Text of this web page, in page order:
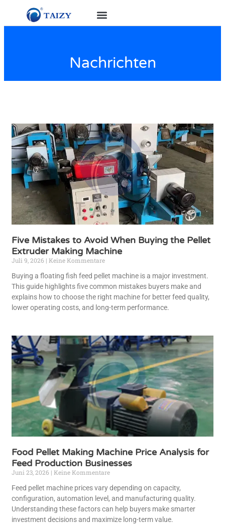
Nachrichten
Five Mistakes to Avoid When Buying the Pellet
Extruder Making Machine
Juli 9, 2026
Keine Kommentare
Buying a floating fish feed pellet machine is a major investment.
This guide highlights five common mistakes buyers make and
explains how to choose the right machine for better feed quality,
lower operating costs, and long-term performance.
Food Pellet Making Machine Price Analysis for
Feed Production Businesses
Juni 23, 2026
Keine Kommentare
Feed pellet machine prices vary depending on capacity,
configuration, automation level, and manufacturing quality.
Understanding these factors can help buyers make smarter
investment decisions and maximize long-term value.